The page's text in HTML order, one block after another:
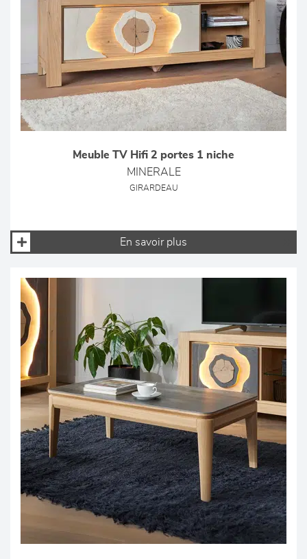
Meuble TV Hifi 2 portes 1 niche
MINERALE
GIRARDEAU
En savoir plus